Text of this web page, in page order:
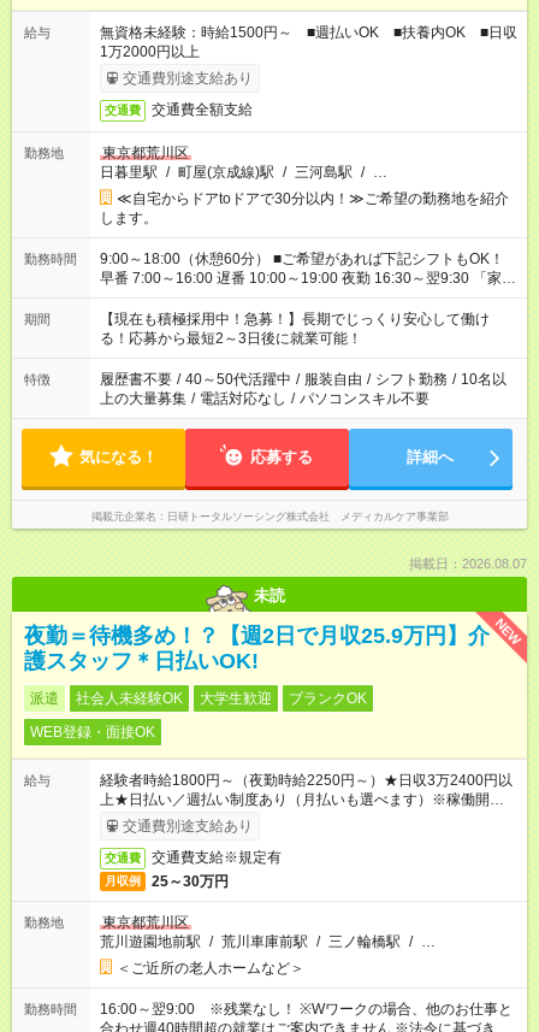
給与
無資格未経験：時給1500円～ ■週払いOK ■扶養内OK ■日収
1万2000円以上
交通費別途支給あり
交通費 交通費全額支給
勤務地
東京都荒川区
日暮里駅 / 町屋(京成線)駅 / 三河島駅 / …
≪自宅からドアtoドアで30分以内！≫ご希望の勤務地を紹介
します。
勤務時間
9:00～18:00（休憩60分） ■ご希望があれば下記シフトもOK！
早番 7:00～16:00 遅番 10:00～19:00 夜勤 16:30～翌9:30 「家族
と休みを合わせたい」 「余裕を持って夕飯の準備がしたい」
「できれば残業はしたくない」 など、ご希望を教えてください
ね。 ※Wワーク希望の方へ 今ご覧のお仕事で希望する勤務時間
と、もう1つのお仕事の勤務時間が 合計で週40時間を超える場
合は応募できません。
期間
【現在も積極採用中！急募！】長期でじっくり安心して働け
る！応募から最短2～3日後に就業可能！
特徴 履歴書不要 / 40～50代活躍中 / 服装自由 / シフト勤務 / 10名以
上の大量募集 / 電話対応なし / パソコンスキル不要
気になる！ 応募する 詳細へ
掲載元企業名 日研トータルソーシング株式会社 メディカルケア事業部
掲載日：2026.08.07
未読
NEW
夜勤＝待機多め！？【週2日で月収25.9万円】介
護スタッフ＊日払いOK!
派遣 社会人未経験OK 大学生歓迎
ブランクOK
WEB登録・面接OK
給与
経験者時給1800円～（夜勤時給2250円～）★日収3万2400円以
上★日払い／週払い制度あり（月払いも選べます）※稼働開始時
は手続き完了次第のお支払いとなります。
交通費別途支給あり
交通費 交通費支給※規定有
月収例 25～30万円
勤務地
東京都荒川区
荒川遊園地前駅 / 荒川車庫前駅 / 三ノ輪橋駅 / …
＜ご近所の老人ホームなど＞
勤務時間
16:00～翌9:00 ※残業なし！ ※Wワークの場合、他のお仕事と
合わせ週40時間超の就業はご案内できません ※法令に基づき、